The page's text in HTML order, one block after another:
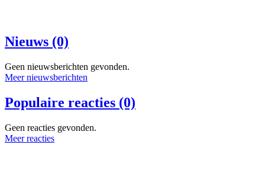
Nieuws (0)
Geen nieuwsberichten gevonden.
Meer nieuwsberichten
Populaire reacties (0)
Geen reacties gevonden.
Meer reacties